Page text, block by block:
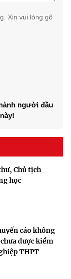
Xin vui lòng gõ
người đầu
Chủ tịch
học
cáo không
được kiểm
THPT